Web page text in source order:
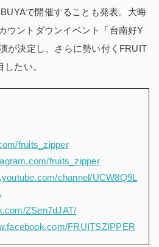
で開催することも発表。大晦
ウントダウンイベント「台南好Y
が決定し、さらに勢い付くFRUIT
たい。
fruits_zipper
fruits_zipper
channel/UCW8Q9L
ZSen7dJAT/
FRUITSZIPPER